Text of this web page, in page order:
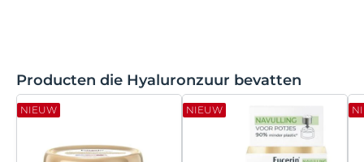
Producten die Hyaluronzuur bevatten
NIEUW NIEUW